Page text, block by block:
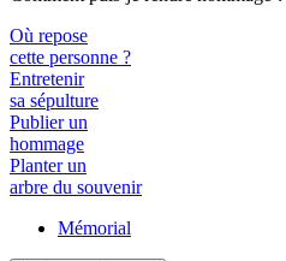
Où repose
cette personne ?
Entretenir
sa sépulture
Publier un
hommage
Planter un
arbre du souvenir
Mémorial